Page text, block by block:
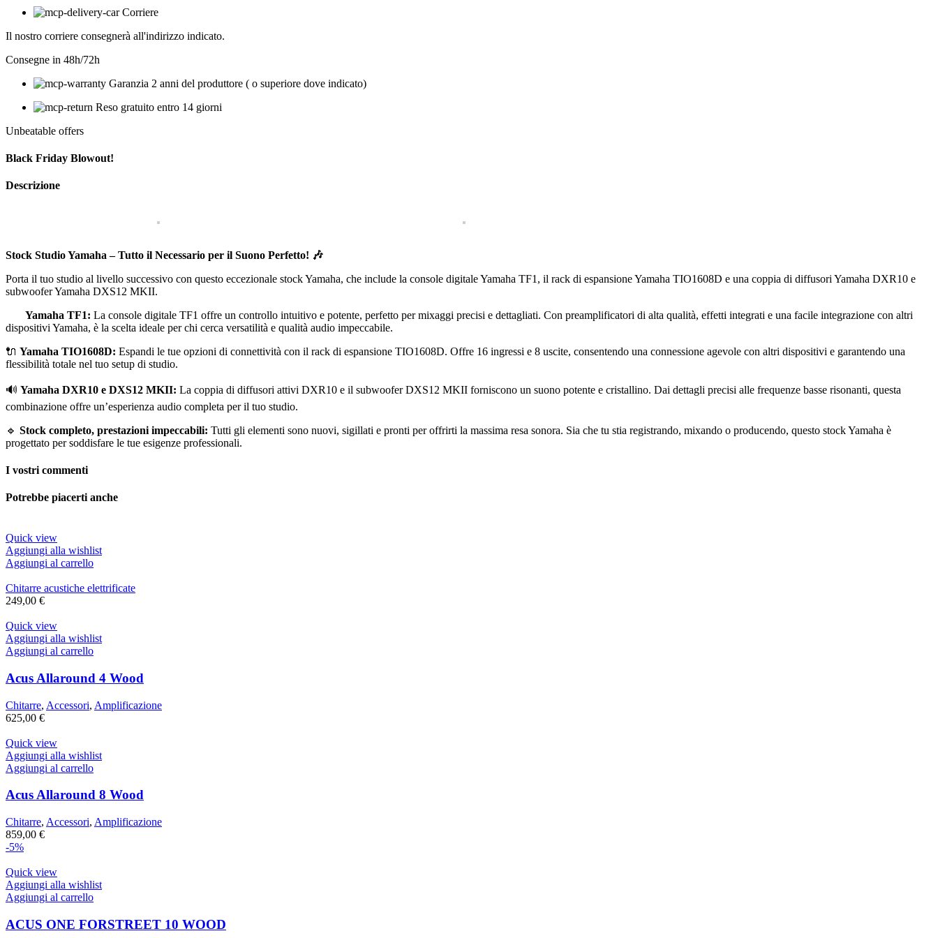
Corriere
Il nostro corriere consegnerà all'indirizzo indicato.
Consegne in 48h/72h
Garanzia 2 anni del produttore ( o superiore dove indicato)
Reso gratuito entro 14 giorni
Unbeatable offers
Black Friday Blowout!
Descrizione
Stock Studio Yamaha – Tutto il Necessario per il Suono Perfetto! 🎶
Porta il tuo studio al livello successivo con questo eccezionale stock Yamaha, che include la console digitale Yamaha TF1, il rack di espansione Yamaha TIO1608D e una coppia di diffusori Yamaha DXR10 e
subwoofer Yamaha DXS12 MKII.
Yamaha TF1: La console digitale TF1 offre un controllo intuitivo e potente, perfetto per mixaggi precisi e dettagliati. Con preamplificatori di alta qualità, effetti integrati e una facile integrazione con altri
dispositivi Yamaha, è la scelta ideale per chi cerca versatilità e qualità audio impeccabile.
🔌 Yamaha TIO1608D: Espandi le tue opzioni di connettività con il rack di espansione TIO1608D. Offre 16 ingressi e 8 uscite, consentendo una connessione agevole con altri dispositivi e garantendo una
flessibilità totale nel tuo setup di studio.
🔊 Yamaha DXR10 e DXS12 MKII: La coppia di diffusori attivi DXR10 e il subwoofer DXS12 MKII forniscono un suono potente e cristallino. Dai dettagli precisi alle frequenze basse risonanti, questa
combinazione offre un’esperienza audio completa per il tuo studio.
🔹 Stock completo, prestazioni impeccabili: Tutti gli elementi sono nuovi, sigillati e pronti per offrirti la massima resa sonora. Sia che tu stia registrando, mixando o producendo, questo stock Yamaha è
progettato per soddisfare le tue esigenze professionali.
I vostri commenti
Potrebbe piacerti anche
Quick view
Aggiungi alla wishlist
Aggiungi al carrello
Chitarre acustiche elettrificate
249,00 €
Quick view
Aggiungi alla wishlist
Aggiungi al carrello
Acus Allaround 4 Wood
Chitarre, Accessori, Amplificazione
625,00 €
Quick view
Aggiungi alla wishlist
Aggiungi al carrello
Acus Allaround 8 Wood
Chitarre, Accessori, Amplificazione
859,00 €
-5%
Quick view
Aggiungi alla wishlist
Aggiungi al carrello
ACUS ONE FORSTREET 10 WOOD